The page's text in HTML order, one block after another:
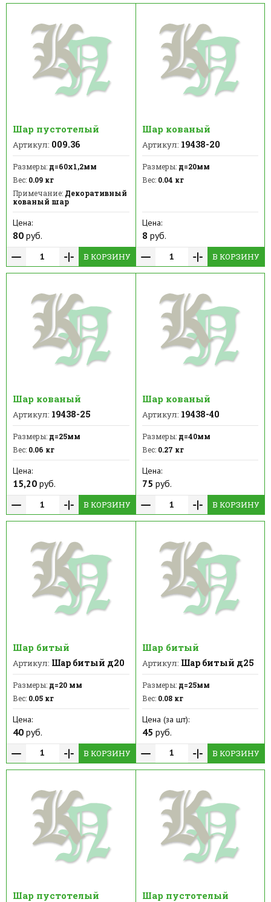
Шар пустотелый
Артикул: 009.36
Размеры: д=60х1,2мм
Вес: 0.09 кг
Примечание: Декоративный
кованый шар
Цена:
80 руб.
В КОРЗИНУ
Шар кованый
Артикул: 19438-20
Размеры:д=20мм
Вес:0.04 кг
Цена:
8 руб.
В КОРЗИНУ
Шар кованый
Артикул: 19438-25
Размеры: д=25мм
Вес: 0.06 кг
Цена:
15,20 руб.
В КОРЗИНУ
Шар кованый
Артикул: 19438-40
Размеры:д=40мм
Вес:0.27 кг
Цена:
75 руб.
В КОРЗИНУ
Шар битый
Артикул: Шар битый д20
Размеры: д=20 мм
Вес: 0.05 кг
Цена:
40 руб.
В КОРЗИНУ
Шар битый
Артикул: Шар битый д25
Размеры:д=25мм
Вес:0.08 кг
Цена (за шт):
45 руб.
В КОРЗИНУ
Шар пустотелый Шар пустотелый